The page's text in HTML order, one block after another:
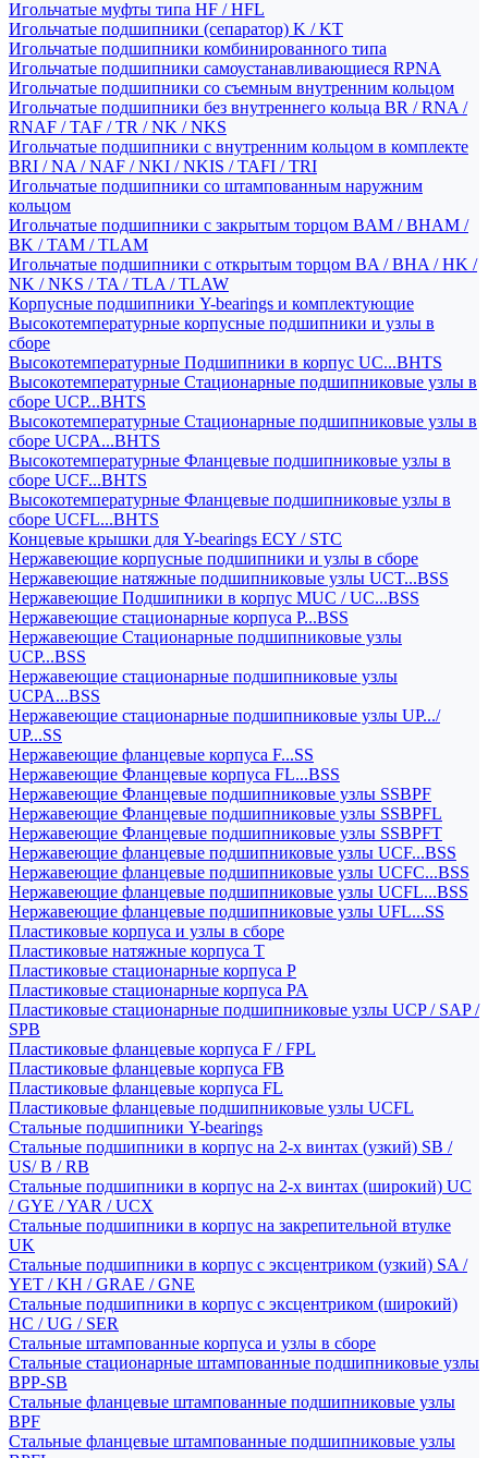
Игольчатые муфты типа HF / HFL
Игольчатые подшипники (сепаратор) K / KT
Игольчатые подшипники комбинированного типа
Игольчатые подшипники самоустанавливающиеся RPNA
Игольчатые подшипники со съемным внутренним кольцом
Игольчатые подшипники без внутреннего кольца BR / RNA /
RNAF / TAF / TR / NK / NKS
Игольчатые подшипники с внутренним кольцом в комплекте
BRI / NA / NAF / NKI / NKIS / TAFI / TRI
Игольчатые подшипники со штампованным наружним
кольцом
Игольчатые подшипники с закрытым торцом BAM / BHAM /
BK / TAM / TLAM
Игольчатые подшипники с открытым торцом BA / BHA / HK /
NK / NKS / TA / TLA / TLAW
Корпусные подшипники Y-bearings и комплектующие
Высокотемпературные корпусные подшипники и узлы в
сборе
Высокотемпературные Подшипники в корпус UC...BHTS
Высокотемпературные Стационарные подшипниковые узлы в
сборе UCP...BHTS
Высокотемпературные Стационарные подшипниковые узлы в
сборе UCPA...BHTS
Высокотемпературные Фланцевые подшипниковые узлы в
сборе UCF...BHTS
Высокотемпературные Фланцевые подшипниковые узлы в
сборе UCFL...BHTS
Концевые крышки для Y-bearings ECY / STC
Нержавеющие корпусные подшипники и узлы в сборе
Нержавеющие натяжные подшипниковые узлы UCT...BSS
Нержавеющие Подшипники в корпус MUC / UC...BSS
Нержавеющие стационарные корпуса P...BSS
Нержавеющие Стационарные подшипниковые узлы
UCP...BSS
Нержавеющие стационарные подшипниковые узлы
UCPA...BSS
Нержавеющие стационарные подшипниковые узлы UP.../
UP...SS
Нержавеющие фланцевые корпуса F...SS
Нержавеющие Фланцевые корпуса FL...BSS
Нержавеющие Фланцевые подшипниковые узлы SSBPF
Нержавеющие Фланцевые подшипниковые узлы SSBPFL
Нержавеющие Фланцевые подшипниковые узлы SSBPFT
Нержавеющие фланцевые подшипниковые узлы UCF...BSS
Нержавеющие фланцевые подшипниковые узлы UCFC...BSS
Нержавеющие фланцевые подшипниковые узлы UCFL...BSS
Нержавеющие фланцевые подшипниковые узлы UFL...SS
Пластиковые корпуса и узлы в сборе
Пластиковые натяжные корпуса T
Пластиковые стационарные корпуса P
Пластиковые стационарные корпуса PA
Пластиковые стационарные подшипниковые узлы UCP / SAP /
SPB
Пластиковые фланцевые корпуса F / FPL
Пластиковые фланцевые корпуса FB
Пластиковые фланцевые корпуса FL
Пластиковые фланцевые подшипниковые узлы UCFL
Стальные подшипники Y-bearings
Стальные подшипники в корпус на 2-х винтах (узкий) SB /
US/ B / RB
Стальные подшипники в корпус на 2-х винтах (широкий) UC
/ GYE / YAR / UCX
Стальные подшипники в корпус на закрепительной втулке
UK
Стальные подшипники в корпус с эксцентриком (узкий) SA /
YET / KH / GRAE / GNE
Стальные подшипники в корпус с эксцентриком (широкий)
HC / UG / SER
Стальные штампованные корпуса и узлы в сборе
Стальные стационарные штампованные подшипниковые узлы
BPP-SB
Стальные фланцевые штампованные подшипниковые узлы
BPF
Стальные фланцевые штампованные подшипниковые узлы